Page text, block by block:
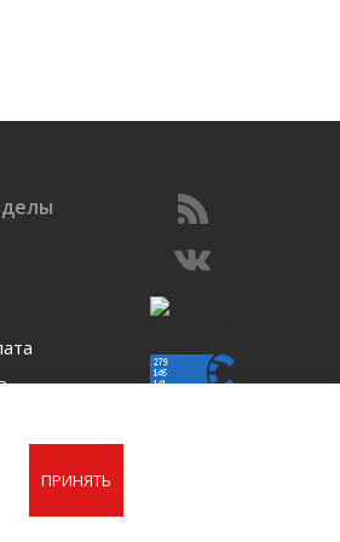
ПРИНЯТЬ